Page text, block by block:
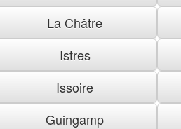
La Châtre
Istres
Issoire
Guingamp